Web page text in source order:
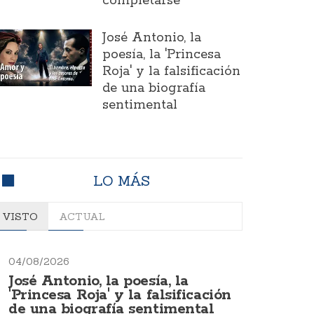
José Antonio, la
poesía, la 'Princesa
Roja' y la falsificación
de una biografía
sentimental
LO MÁS
VISTO ACTUAL
04/08/2026
José Antonio, la poesía, la
'Princesa Roja' y la falsificación
de una biografía sentimental